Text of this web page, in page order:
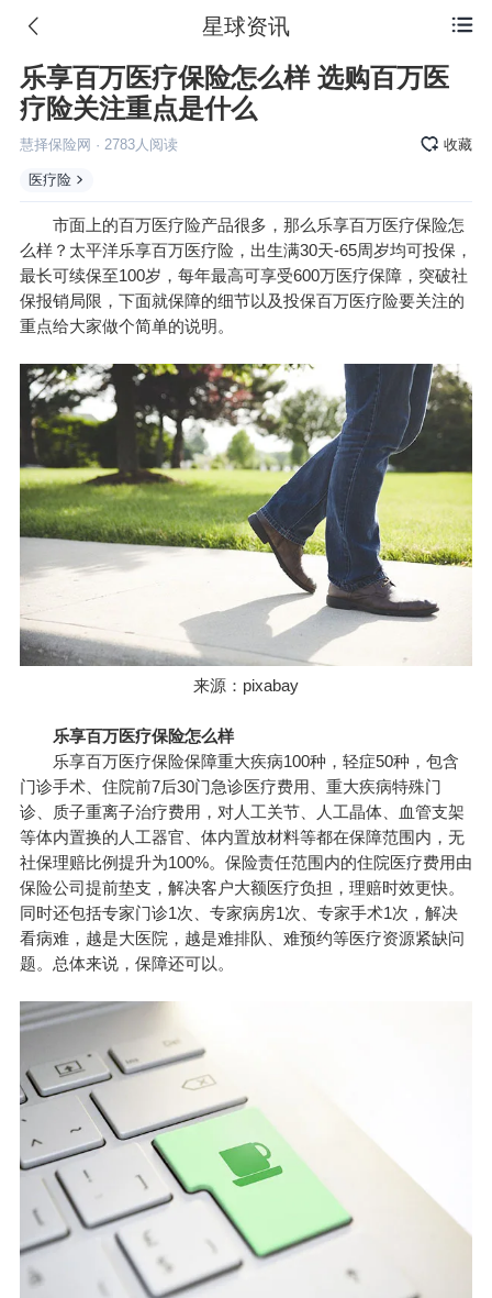
 星球资讯
乐享百万医疗保险怎么样 选购百万医
疗险关注重点是什么
慧择保险网 · 2783人阅读 收藏
医疗险
市面上的百万医疗险产品很多，那么乐享百万医疗保险怎
么样？太平洋乐享百万医疗险，出生满30天-65周岁均可投保，
最长可续保至100岁，每年最高可享受600万医疗保障，突破社
保报销局限，下面就保障的细节以及投保百万医疗险要关注的
重点给大家做个简单的说明。
来源：pixabay
乐享百万医疗保险怎么样
乐享百万医疗保险保障重大疾病100种，轻症50种，包含
门诊手术、住院前7后30门急诊医疗费用、重大疾病特殊门
诊、质子重离子治疗费用，对人工关节、人工晶体、血管支架
等体内置换的人工器官、体内置放材料等都在保障范围内，无
社保理赔比例提升为100%。保险责任范围内的住院医疗费用由
保险公司提前垫支，解决客户大额医疗负担，理赔时效更快。
同时还包括专家门诊1次、专家病房1次、专家手术1次，解决
看病难，越是大医院，越是难排队、难预约等医疗资源紧缺问
题。总体来说，保障还可以。